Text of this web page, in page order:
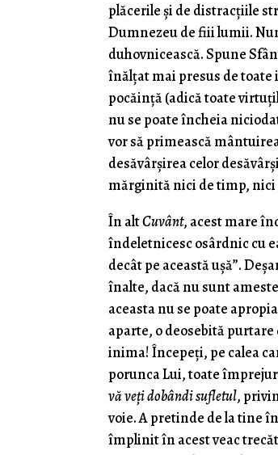
plăcerile și de distracțiile
Dumnezeu de fiii lumii.
duhovnicească. Spune
înălţat mai presus de
pocăinţă (adică toate
nu se poate încheia
vor să primească
desăvârşirea celor
mărginită nici de timp,
În altCuvânt, acest mare
îndeletnicesc osârdnic cu
decât pe această uşă”.
înalte, dacă nu sunt
aceasta nu se poate
aparte, o deosebită
inima! Începeți, pe calea
porunca Lui, toate
vă veți dobândi sufletul,
voie. A pretinde de la tine
împlinit în acest veac